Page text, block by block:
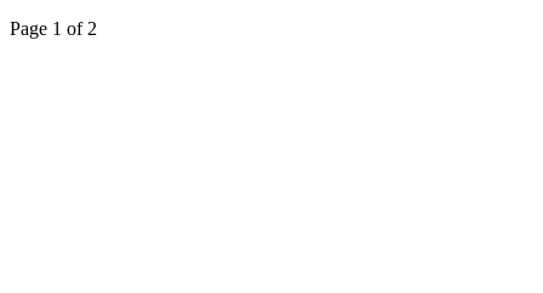
Page 1 of 2